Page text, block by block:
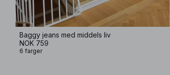
Baggy jeans med middels liv
NOK 759
6 farger